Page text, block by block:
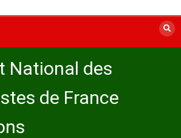
National des
de France